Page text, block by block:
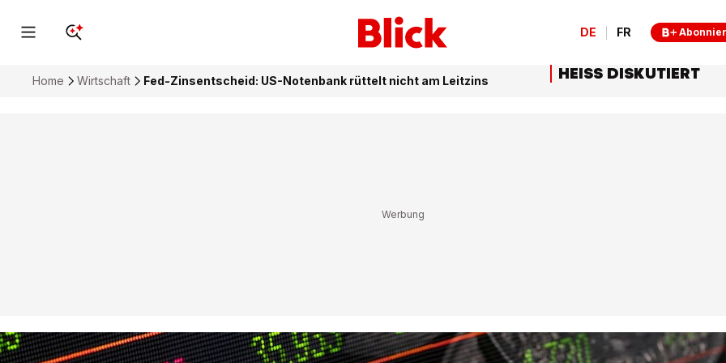
DE FR
Home Wirtschaft Fed-Zinsentscheid: US-Notenbank rüttelt nicht am Leitzins HEISS DISKUTIERT